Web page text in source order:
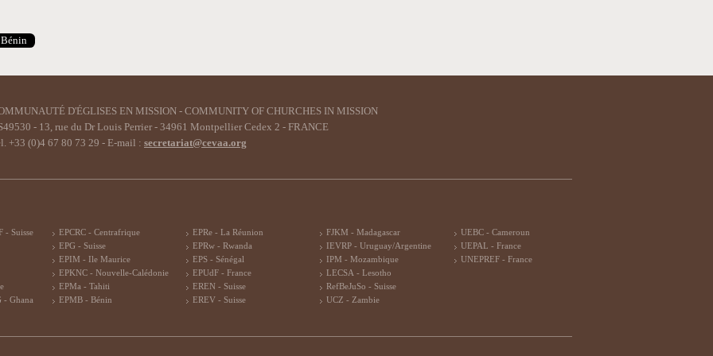
Bénin
D'ÉGLISES EN MISSION - COMMUNITY OF CHURCHES IN MISSION
- 13, rue du Dr Louis Perrier - 34961 Montpellier Cedex 2 - FRANCE
+33 (0)4 67 80 73 29 - E-mail : secretariat@cevaa.org
- Suisse
- Ghana
EPCRC - Centrafrique
EPG - Suisse
EPIM - Ile Maurice
EPKNC - Nouvelle-Calédonie
EPMa - Tahiti
EPMB - Bénin
EPRe - La Réunion
EPRw - Rwanda
EPS - Sénégal
EPUdF - France
EREN - Suisse
EREV - Suisse
FJKM - Madagascar
IEVRP - Uruguay/Argentine
IPM - Mozambique
LECSA - Lesotho
RefBeJuSo - Suisse
UCZ - Zambie
UEBC - Cameroun
UEPAL - France
UNEPREF - France